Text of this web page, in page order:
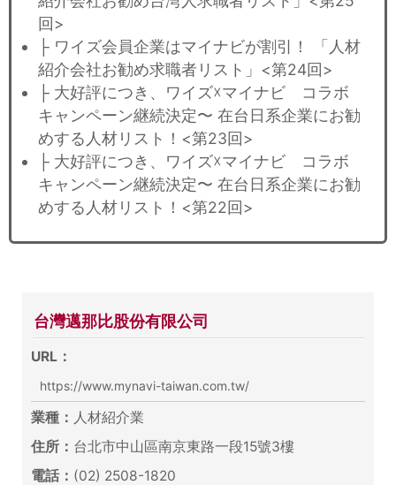
回>
├ ワイズ会員企業はマイナビが割引！ 「人材
紹介会社お勧め求職者リスト」<第24回>
├ 大好評につき、ワイズ☓マイナビ コラボ
キャンペーン継続決定〜 在台日系企業にお勧
めする人材リスト！<第23回>
├ 大好評につき、ワイズ☓マイナビ コラボ
キャンペーン継続決定〜 在台日系企業にお勧
めする人材リスト！<第22回>
台灣邁那比股份有限公司
URL：
https://www.mynavi-taiwan.com.tw/
業種： 人材紹介業
住所： 台北市中山區南京東路一段15號3樓
電話： (02) 2508-1820